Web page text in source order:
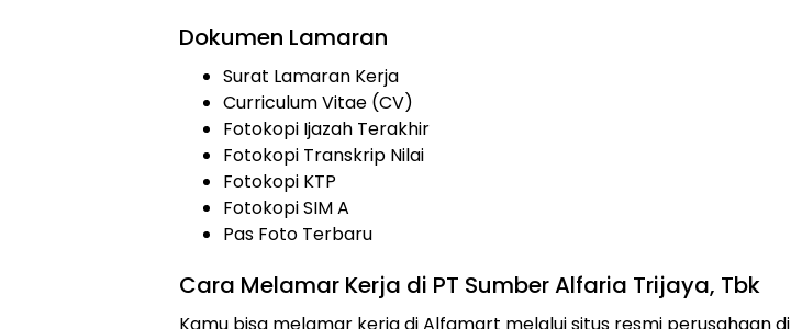
Dokumen Lamaran
Surat Lamaran Kerja
Curriculum Vitae (CV)
Fotokopi Ijazah Terakhir
Fotokopi Transkrip Nilai
Fotokopi KTP
Fotokopi SIM A
Pas Foto Terbaru
Cara Melamar Kerja di PT Sumber Alfaria Trijaya, Tbk